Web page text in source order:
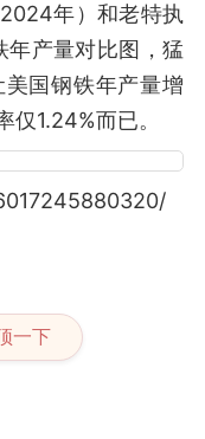
年）和老特执
产量对比图，猛
国钢铁年产量增
1.24%而已。
一下